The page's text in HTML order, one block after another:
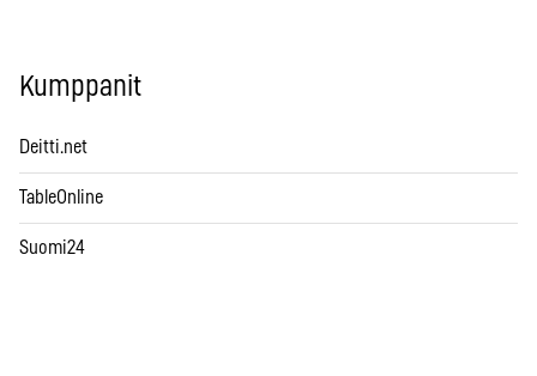
Kumppanit
Deitti.net
TableOnline
Suomi24